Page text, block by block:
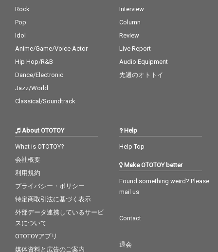
歌」に、以前よりミッ
アーティストに迎え、
時代も世代もジャンル
ボレーションが誕生し
た。
多くのアーティストに
よりカバーされ、さま
ざまなタイアップにも
今もなお愛されている
名曲が、このプロジェ
トにアレンジを施さ
Rock
Pop
Idol
Anime/Game/Voice Actor
Hip Hop/R&B
Dance/Electronic
Jazz/World
Classical/Soundtrack
Interview
Column
Review
Live Report
Audio Equipment
先週のオトトイ
About OTOTOY
What is OTOTOY?
会社概要
利用規約
プライバシー・ポリシー
特定商取引法に基づく表示
外部データ連携しているサービ
スについて
OTOTOYアプリ
媒体資料と広告のご案内
Help
Help Top
Make OTOTOY better
Found something weird? Please
mail us
Contact
退会